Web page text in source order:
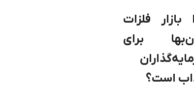
بازار فلزات
برای
است؟